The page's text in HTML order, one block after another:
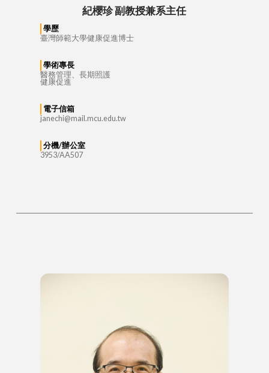
紀櫻珍 副教授兼系主任
學歷
臺灣師範大學健康促進博士
學術專長
醫務管理、長期照護
健康促進
電子信箱
janechi@mail.mcu.edu.tw
分機/辦公室
3953/AA507